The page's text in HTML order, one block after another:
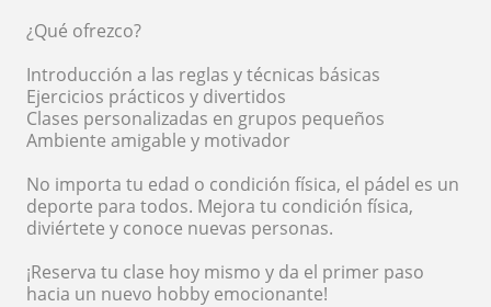
¿Qué ofrezco?
Introducción a las reglas y técnicas básicas
Ejercicios prácticos y divertidos
Clases personalizadas en grupos pequeños
Ambiente amigable y motivador
No importa tu edad o condición física, el pádel es un
deporte para todos. Mejora tu condición física,
diviértete y conoce nuevas personas.
¡Reserva tu clase hoy mismo y da el primer paso
hacia un nuevo hobby emocionante!